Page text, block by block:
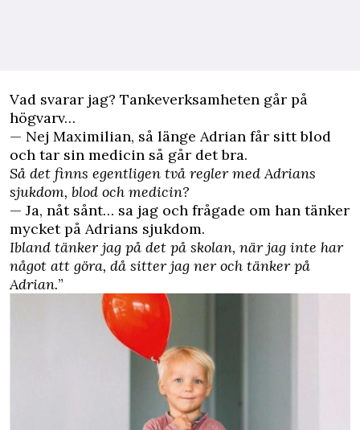
Vad svarar jag? Tankeverksamheten går på
högvarv…
— Nej Maximilian, så länge Adrian får sitt blod
och tar sin medicin så går det bra.
Så det finns egentligen två regler med Adrians
sjukdom, blod och medicin?
— Ja, nåt sånt… sa jag och frågade om han tänker
mycket på Adrians sjukdom.
Ibland tänker jag på det på skolan, när jag inte har
något att göra, då sitter jag ner och tänker på
Adrian.”